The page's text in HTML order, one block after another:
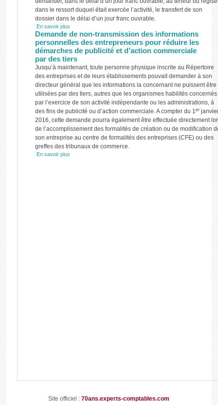
dans le ressort duquel était exercée l’activité, le transfert de son
dossier dans le délai d’un jour franc ouvrable.
En savoir plus
Demande de non-transmission des informations
personnelles des entrepreneurs pour réduire les
démarches de publicité et d’action commerciale
par des tiers
Jusqu’à maintenant, toute personne physique inscrite au Répertoire
des entreprises et de leurs établissements pouvait demander à son
directeur général que les informations la concernant ne puissent être
utilisées par des tiers, autres que les organismes habilités concernés
par l’exercice de son activité indépendante ou les administrations, à
des fins de publicité ou d’action commerciale. A compter du 1er
2016, cette demande pourra également être effectuée directement
de l’accomplissement des formalités de création ou de modification
son entreprise au centre de formalités des entreprises (CFE) ou des
greffes des tribunaux de commerce.
En savoir plus
Site officiel :70ans.experts-comptables.com